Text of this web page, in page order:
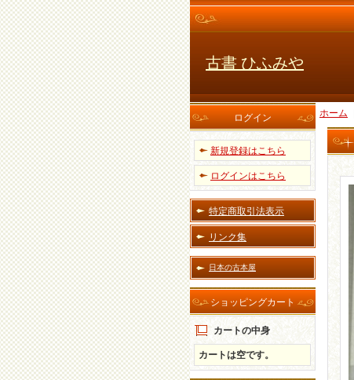
古書 ひふみや
ログイン
新規登録はこちら
ログインはこちら
特定商取引法表示
リンク集
日本の古本屋
ショッピングカート
カートの中身
カートは空です。
ホーム